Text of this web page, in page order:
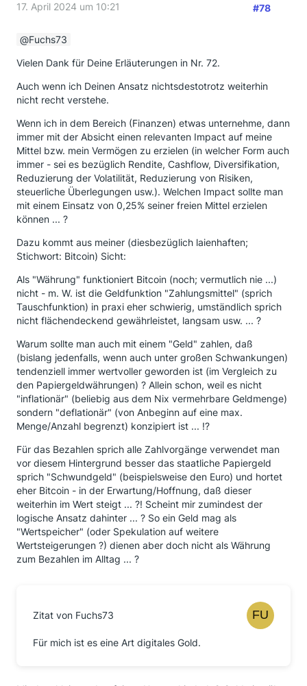
17. April 2024 um 10:21 #78
Fuchs73
Vielen Dank für Deine Erläuterungen in Nr. 72.
Auch wenn ich Deinen Ansatz nichtsdestotrotz weiterhin
nicht recht verstehe.
Wenn ich in dem Bereich (Finanzen) etwas unternehme, dann
immer mit der Absicht einen relevanten Impact auf meine
Mittel bzw. mein Vermögen zu erzielen (in welcher Form auch
immer - sei es bezüglich Rendite, Cashflow, Diversifikation,
Reduzierung der Volatilität, Reduzierung von Risiken,
steuerliche Überlegungen usw.). Welchen Impact sollte man
mit einem Einsatz von 0,25% seiner freien Mittel erzielen
können ... ?
Dazu kommt aus meiner (diesbezüglich laienhaften;
Stichwort: Bitcoin) Sicht:
Als "Währung" funktioniert Bitcoin (noch; vermutlich nie ...)
nicht - m. W. ist die Geldfunktion "Zahlungsmittel" (sprich
Tauschfunktion) in praxi eher schwierig, umständlich sprich
nicht flächendeckend gewährleistet, langsam usw. ... ?
Warum sollte man auch mit einem "Geld" zahlen, daß
(bislang jedenfalls, wenn auch unter großen Schwankungen)
tendenziell immer wertvoller geworden ist (im Vergleich zu
den Papiergeldwährungen) ? Allein schon, weil es nicht
"inflationär" (beliebig aus dem Nix vermehrbare Geldmenge)
sondern "deflationär" (von Anbeginn auf eine max.
Menge/Anzahl begrenzt) konzipiert ist ... !?
Für das Bezahlen sprich alle Zahlvorgänge verwendet man
vor diesem Hintergrund besser das staatliche Papiergeld
sprich "Schwundgeld" (beispielsweise den Euro) und hortet
eher Bitcoin - in der Erwartung/Hoffnung, daß dieser
weiterhin im Wert steigt ... ?! Scheint mir zumindest der
logische Ansatz dahinter ... ? So ein Geld mag als
"Wertspeicher" (oder Spekulation auf weitere
Wertsteigerungen ?) dienen aber doch nicht als Währung
zum Bezahlen im Alltag ... ?
Zitat von Fuchs73
Für mich ist es eine Art digitales Gold.